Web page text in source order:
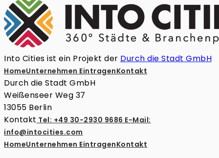
Into Cities ist ein Projekt der Durch die Stadt GmbH
HomeUnternehmen EintragenKontakt
Durch die Stadt GmbH
Weißenseer Weg 37
13055 Berlin
Kontakt Tel: +49 30-2930 9686 E-Mail:
info@intocities.com
HomeUnternehmen EintragenKontakt